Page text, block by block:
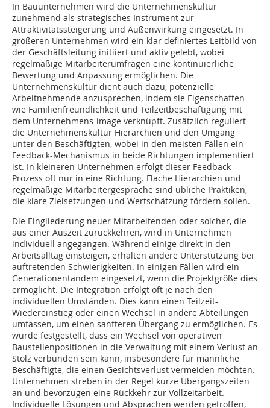
In Bauunternehmen wird die Unternehmenskultur
zunehmend als strategisches Instrument zur
Attraktivitätssteigerung und Außenwirkung eingesetzt. In
größeren Unternehmen wird ein klar definiertes Leitbild von
der Geschäftsleitung initiiert und aktiv gelebt, wobei
regelmäßige Mitarbeiterumfragen eine kontinuierliche
Bewertung und Anpassung ermöglichen. Die
Unternehmenskultur dient auch dazu, potenzielle
Arbeitnehmende anzusprechen, indem sie Eigenschaften
wie Familienfreundlichkeit und Teilzeitbeschäftigung mit
dem Unternehmens-image verknüpft. Zusätzlich reguliert
die Unternehmenskultur Hierarchien und den Umgang
unter den Beschäftigten, wobei in den meisten Fällen ein
Feedback-Mechanismus in beide Richtungen implementiert
ist. In kleineren Unternehmen erfolgt dieser Feedback-
Prozess oft nur in eine Richtung. Flache Hierarchien und
regelmäßige Mitarbeitergespräche sind übliche Praktiken,
die klare Zielsetzungen und Wertschätzung fördern sollen.
Die Eingliederung neuer Mitarbeitenden oder solcher, die
aus einer Auszeit zurückkehren, wird in Unternehmen
individuell angegangen. Während einige direkt in den
Arbeitsalltag einsteigen, erhalten andere Unterstützung bei
auftretenden Schwierigkeiten. In einigen Fällen wird ein
Generationentandem eingesetzt, wenn die Projektgröße dies
ermöglicht. Die Integration erfolgt oft je nach den
individuellen Umständen. Dies kann einen Teilzeit-
Wiedereinstieg oder einen Wechsel in andere Abteilungen
umfassen, um einen sanfteren Übergang zu ermöglichen. Es
wurde festgestellt, dass ein Wechsel von operativen
Baustellenpositionen in die Verwaltung mit einem Verlust an
Stolz verbunden sein kann, insbesondere für männliche
Beschäftigte, die einen Gesichtsverlust vermeiden möchten.
Unternehmen streben in der Regel kurze Übergangszeiten
an und bevorzugen eine Rückkehr zur Vollzeitarbeit.
Individuelle Lösungen und Absprachen werden getroffen,